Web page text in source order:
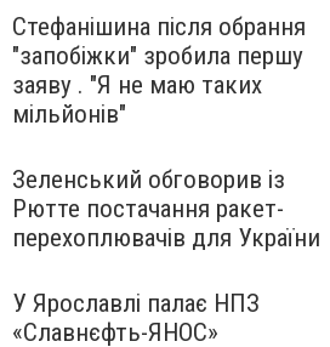
Стефанішина після обрання
"запобіжки" зробила першу
заяву . "Я не маю таких
мільйонів"
Зеленський обговорив із
Рютте постачання ракет-
перехоплювачів для України
У Ярославлі палає НПЗ
«Славнєфть-ЯНОС»